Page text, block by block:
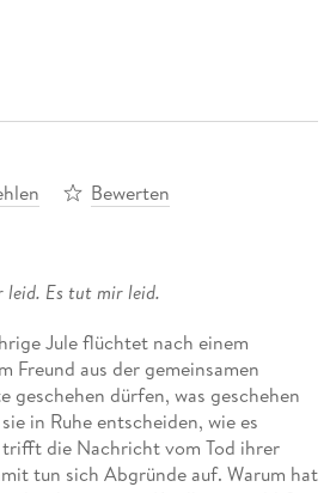
Bewerten
Es tut mir leid.
Jule flüchtet nach einem
Freund aus der gemeinsamen
geschehen dürfen, was geschehen
in Ruhe entscheiden, wie es
die Nachricht vom Tod ihrer
tun sich Abgründe auf. Warum hat